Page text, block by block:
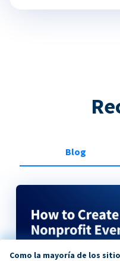
Blog
Como la mayoría de los